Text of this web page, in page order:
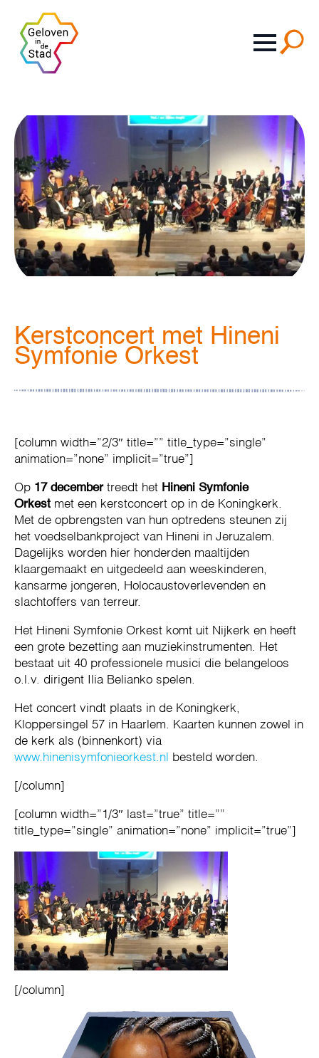
Kerstconcert met Hineni
Symfonie Orkest
[column width=”2/3″ title=”” title_type=”single”
animation=”none” implicit=”true”]
Op 17 december treedt het Hineni Symfonie
Orkest met een kerstconcert op in de Koningkerk.
Met de opbrengsten van hun optredens steunen zij
het voedselbankproject van Hineni in Jeruzalem.
Dagelijks worden hier honderden maaltijden
klaargemaakt en uitgedeeld aan weeskinderen,
kansarme jongeren, Holocaustoverlevenden en
slachtoffers van terreur.
Het Hineni Symfonie Orkest komt uit Nijkerk en heeft
een grote bezetting aan muziekinstrumenten. Het
bestaat uit 40 professionele musici die belangeloos
o.l.v. dirigent Ilia Belianko spelen.
Het concert vindt plaats in de Koningkerk,
Kloppersingel 57 in Haarlem. Kaarten kunnen zowel in
de kerk als (binnenkort) via
www.hinenisymfonieorkest.nl
besteld worden.
[/column]
[column width=”1/3″ last=”true” title=””
title_type=”single” animation=”none” implicit=”true”]
[/column]